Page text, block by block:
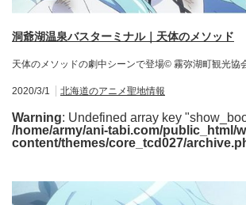
洞爺湖温泉バスターミナル｜天体のメソッド
天体のメソッドの劇中シーンで登場© 霧弥湖町観光協
2020/3/1 北海道のアニメ聖地情報
Warning: Undefined array key
/home/army/ani-tabi.com/public_html/
content/themes/core_tcd027/